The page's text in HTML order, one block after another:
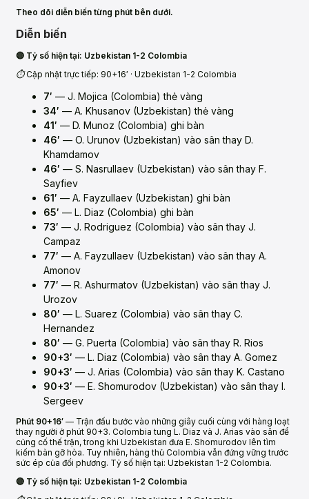
Theo dõi diễn biến từng phút bên dưới.
Diễn biến
🔴 Tỷ số hiện tại: Uzbekistan 1-2 Colombia
⏱️ Cập nhật trực tiếp: 90+16′ · Uzbekistan 1-2 Colombia
7′ — J. Mojica (Colombia) thẻ vàng
34′ — A. Khusanov (Uzbekistan) thẻ vàng
41′ — D. Munoz (Colombia) ghi bàn
46′ — O. Urunov (Uzbekistan) vào sân thay D.
Khamdamov
46′ — S. Nasrullaev (Uzbekistan) vào sân thay F.
Sayfiev
61′ — A. Fayzullaev (Uzbekistan) ghi bàn
65′ — L. Diaz (Colombia) ghi bàn
73′ — J. Rodriguez (Colombia) vào sân thay J.
Campaz
77′ — A. Fayzullaev (Uzbekistan) vào sân thay A.
Amonov
77′ — R. Ashurmatov (Uzbekistan) vào sân thay J.
Urozov
80′ — L. Suarez (Colombia) vào sân thay C.
Hernandez
80′ — G. Puerta (Colombia) vào sân thay R. Rios
90+3′ — L. Diaz (Colombia) vào sân thay A. Gomez
90+3′ — J. Arias (Colombia) vào sân thay K. Castano
90+3′ — E. Shomurodov (Uzbekistan) vào sân thay I.
Sergeev
Phút 90+16′ — Trận đấu bước vào những giây cuối cùng với hàng loạt
thay người ở phút 90+3. Colombia tung L. Diaz và J. Arias vào sân để
củng cố thế trận, trong khi Uzbekistan đưa E. Shomurodov lên tìm
kiếm bàn gỡ hòa. Tuy nhiên, hàng thủ Colombia vẫn đứng vững trước
sức ép của đối phương. Tỷ số hiện tại: Uzbekistan 1-2 Colombia.
🔴 Tỷ số hiện tại: Uzbekistan 1-2 Colombia